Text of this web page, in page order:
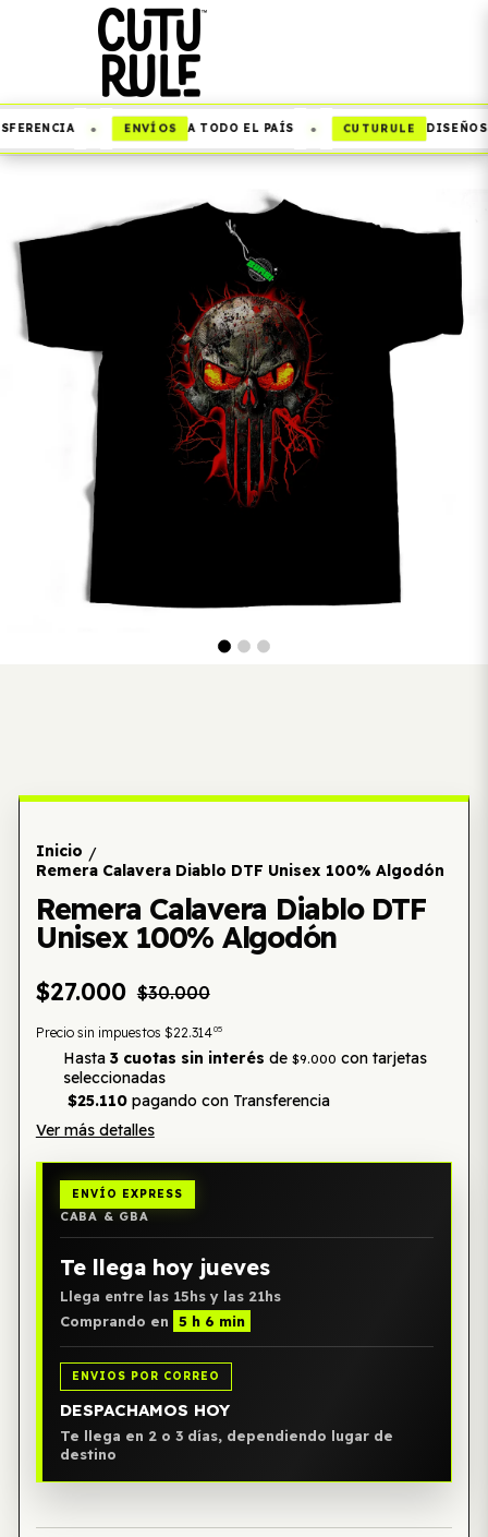
ENVÍOS A TODO EL PAÍS CUTURULE DISEÑOS
Inicio /
Remera Calavera Diablo DTF Unisex 100% Algodón
Remera Calavera Diablo DTF
Unisex 100% Algodón
$27.000 $30.000
Precio sin impuestos $22.31405
Hasta 3 cuotas sin interés de $9.000 con tarjetas
seleccionadas
$25.110pagando con Transferencia
Ver más detalles
ENVÍO EXPRESS
CABA & GBA
Te llega hoy jueves
Llega entre las 15hs y las 21hs
Comprando en
5 h 6 min
ENVIOS POR CORREO
DESPACHAMOS HOY
Te llega en 2 o 3 días, dependiendo lugar de
destino